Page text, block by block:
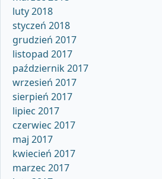
luty 2018
styczeń 2018
grudzień 2017
listopad 2017
październik 2017
wrzesień 2017
sierpień 2017
lipiec 2017
czerwiec 2017
maj 2017
kwiecień 2017
marzec 2017